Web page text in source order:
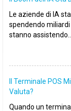
Le aziende di IA
spendendo
stanno assistendo..
Il Terminale POS
Valuta?
Quando un